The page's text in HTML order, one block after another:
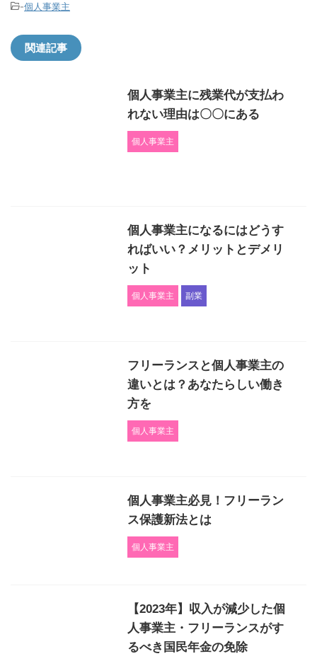
-個人事業主
関連記事
個人事業主に残業代が支払わ
れない理由は〇〇にある
個人事業主
個人事業主になるにはどうす
ればいい？メリットとデメリ
ット
個人事業主 副業
フリーランスと個人事業主の
違いとは？あなたらしい働き
方を
個人事業主
個人事業主必見！フリーラン
ス保護新法とは
個人事業主
【2023年】収入が減少した個
人事業主・フリーランスがす
るべき国民年金の免除